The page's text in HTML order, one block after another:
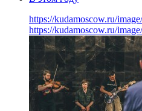
https://kudamoscow.ru/
https://kudamoscow.ru/